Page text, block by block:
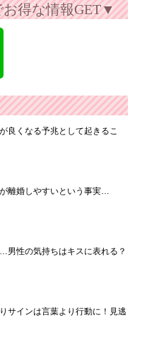
得な情報GET▼
良くなる予兆として起きるこ
離婚しやすいという事実…
男性の気持ちはキスに表れる？
サインは言葉より行動に！見逃